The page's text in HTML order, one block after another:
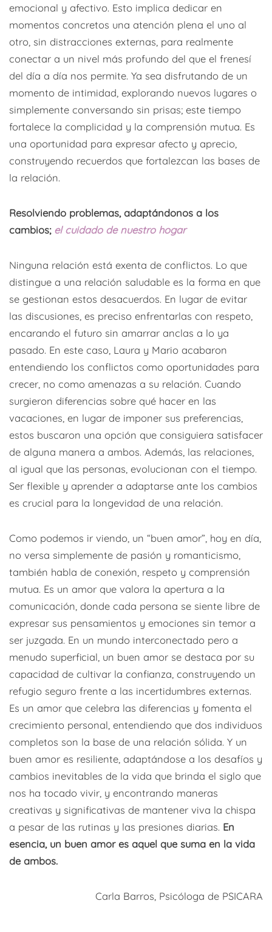
emocional y afectivo. Esto implica dedicar en
momentos concretos una atención plena el uno al
otro, sin distracciones externas, para realmente
conectar a un nivel más profundo del que el frenesí
del día a día nos permite. Ya sea disfrutando de un
momento de intimidad, explorando nuevos lugares o
simplemente conversando sin prisas; este tiempo
fortalece la complicidad y la comprensión mutua. Es
una oportunidad para expresar afecto y aprecio,
construyendo recuerdos que fortalezcan las bases de
la relación.
Resolviendo problemas, adaptándonos a los
cambios; el cuidado de nuestro hogar
Ninguna relación está exenta de conflictos. Lo que
distingue a una relación saludable es la forma en que
se gestionan estos desacuerdos. En lugar de evitar
las discusiones, es preciso enfrentarlas con respeto,
encarando el futuro sin amarrar anclas a lo ya
pasado. En este caso, Laura y Mario acabaron
entendiendo los conflictos como oportunidades para
crecer, no como amenazas a su relación. Cuando
surgieron diferencias sobre qué hacer en las
vacaciones, en lugar de imponer sus preferencias,
estos buscaron una opción que consiguiera satisfacer
de alguna manera a ambos. Además, las relaciones,
al igual que las personas, evolucionan con el tiempo.
Ser flexible y aprender a adaptarse ante los cambios
es crucial para la longevidad de una relación.
Como podemos ir viendo, un “buen amor”, hoy en día,
no versa simplemente de pasión y romanticismo,
también habla de conexión, respeto y comprensión
mutua. Es un amor que valora la apertura a la
comunicación, donde cada persona se siente libre de
expresar sus pensamientos y emociones sin temor a
ser juzgada. En un mundo interconectado pero a
menudo superficial, un buen amor se destaca por su
capacidad de cultivar la confianza, construyendo un
refugio seguro frente a las incertidumbres externas.
Es un amor que celebra las diferencias y fomenta el
crecimiento personal, entendiendo que dos individuos
completos son la base de una relación sólida. Y un
buen amor es resiliente, adaptándose a los desafíos y
cambios inevitables de la vida que brinda el siglo que
nos ha tocado vivir, y encontrando maneras
creativas y significativas de mantener viva la chispa
a pesar de las rutinas y las presiones diarias. En
esencia, un buen amor es aquel que suma en la vida
de ambos.
Carla Barros, Psicóloga de PSICARA